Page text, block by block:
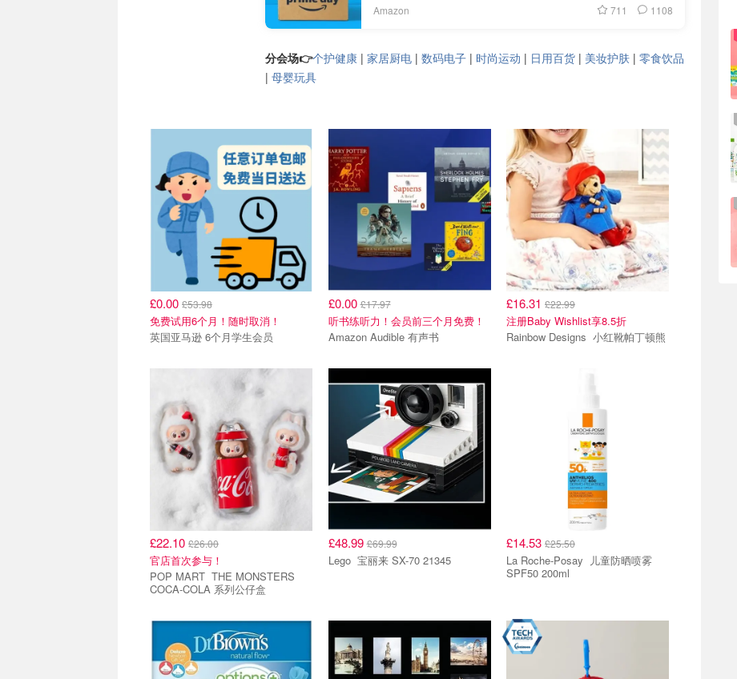
Amazon 711 1108
分会场👉个护健康 | 家居厨电 | 数码电子 | 时尚运动 | 日用百货 | 美妆护肤 | 零食饮品
| 母婴玩具
£0.00 £53.98
免费试用6个月！随时取消！
英国亚马逊 6个月学生会员
£0.00£17.97
听书练听力！会员前三个月免费！
Amazon Audible 有声书
£16.31 £22.99
注册Baby Wishlist享8.5折
Rainbow Designs 小红靴帕丁顿熊
£22.10 £26.00
官店首次参与！
POP MART THE MONSTERS
COCA-COLA 系列公仔盒
£48.99£69.99
Lego 宝丽来 SX-70 21345
£14.53 £25.50
La Roche-Posay 儿童防晒喷雾
SPF50 200ml